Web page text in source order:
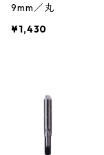
9mm／丸
¥1,430